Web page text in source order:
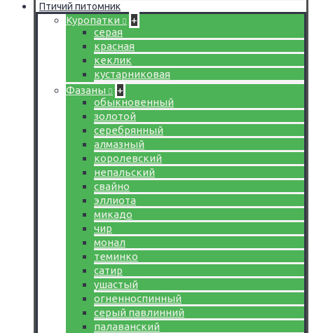
Птичий питомник
Куропатки
+
серая
красная
кеклик
кустарниковая
Фазаны
+
обыкновенный
золотой
серебрянный
алмазный
королевский
непальский
свайно
эллиота
микадо
чир
монал
теминко
сатир
ушастый
огненноспинный
серый павлинний
палаванский